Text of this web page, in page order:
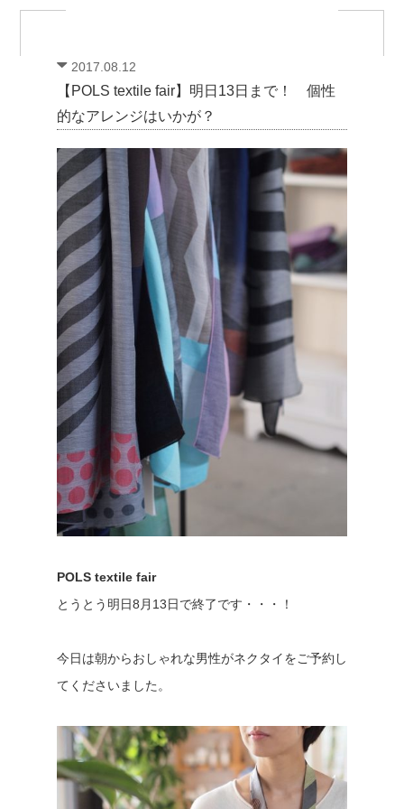
2017.08.12
【POLS textile fair】明日13日まで！ 個性
的なアレンジはいかが？
POLS textile fair
とうとう明日8月13日で終了です・・・！
今日は朝からおしゃれな男性がネクタイをご予約し
てくださいました。